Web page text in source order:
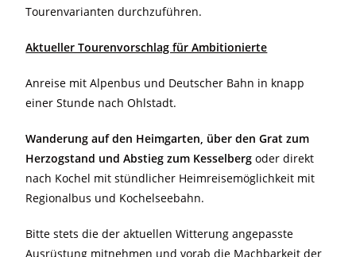
Tourenvarianten durchzuführen.
Aktueller Tourenvorschlag für Ambitionierte
Anreise mit Alpenbus und Deutscher Bahn in knapp
einer Stunde nach Ohlstadt.
Wanderung auf den Heimgarten, über den Grat zum
Herzogstand und Abstieg zum Kesselberg oder direkt
nach Kochel mit stündlicher Heimreisemöglichkeit mit
Regionalbus und Kochelseebahn.
Bitte stets die der aktuellen Witterung angepasste
Ausrüstung mitnehmen und vorab die Machbarkeit der